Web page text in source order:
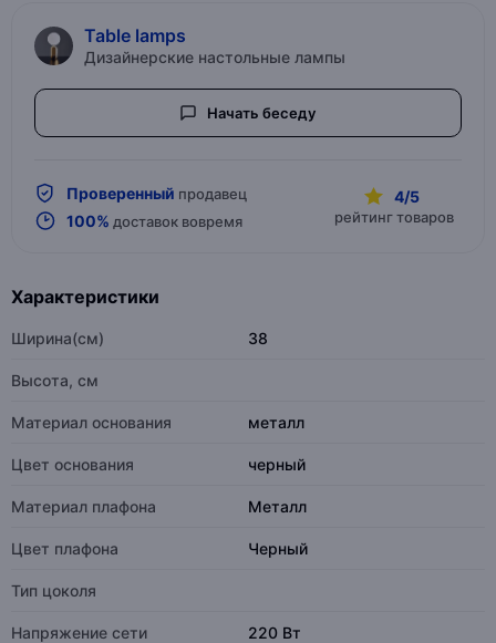
Table lamps
Дизайнерские настольные лампы
Начать беседу
Проверенный продавец
100% доставок вовремя
4/5
рейтинг товаров
Характеристики
Ширина(см) 38
Высота, см
Материал основания металл
Цвет основания черный
Материал плафона Металл
Цвет плафона Черный
Тип цоколя
Напряжение сети 220 Вт